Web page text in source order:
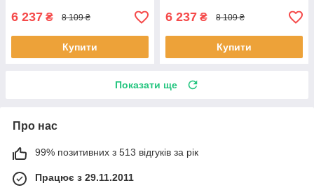
6 237 ₴ 8 109 ₴
Купити
6 237 ₴ 8 109 ₴
Купити
Показати ще
Про нас
99% позитивних з 513 відгуків за рік
Працює з 29.11.2011